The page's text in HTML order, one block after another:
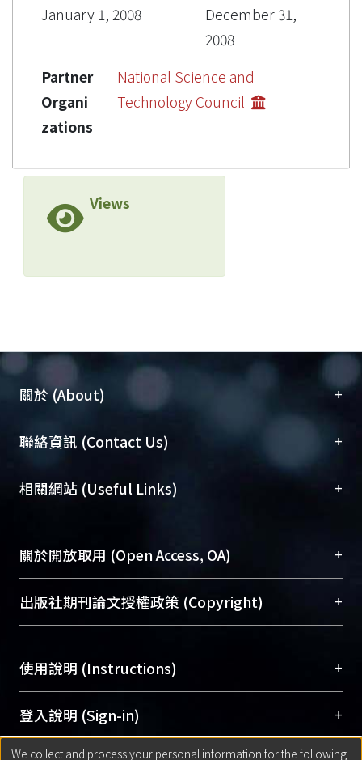
January 1, 2008
December 31,
2008
Partner
Organi
zations
National Science and
Technology Council
Views
關於 (About) +
臺大位居世界頂尖大學之列，為永久珍藏及向國際
展現本校豐碩的研究成果及學術能量，圖書館整合
機構典藏（NTUR）與學術庫（AH）不同功能平
台，成為臺大學術典藏NTU scholars。期能整合研
成果。
To permanently archive and promote researcher
profiles and scholarly works, Library integrates the
services of “NTU Repository” with “Academic
聯絡資訊 (Contact Us) +
總館學科館員(Main Library)
醫學圖書館學科館員(Medical Library)
Sciences Library)
相關網站 (Useful Links) +
關於開放取用 (Open Access, OA) +
開放取用是從使用者角度提升資訊取用性的社會運
動，應用在學術研究上是透過將研究著作公開供使
用逐年攀升。同時可加速研究發展、提升研究影響
Archive）平台。 （點選深入了解OA）
出版社期刊論文授權政策 (Copyright) +
含部分內容的版權非匯入者所有，或由第三方贊
助與合作完成，請確認該版權所有者及第三方同
意提供此授權。
Please represent that the submission is your
original work, and that you have the right to
使用說明 (Instructions) +
網站簡介(Quickstart Guide)
使用手冊(Instruction Manual)
登入說明 (Sign-in) +
We collect and process your personal information for the following